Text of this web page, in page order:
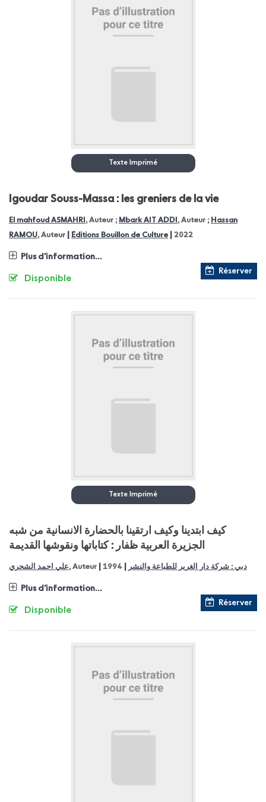
Texte Imprimé
Igoudar Souss-Massa : les greniers de la vie
El mahfoud ASMAHRI , Auteur ; Mbark AIT ADDI , Auteur ; Hassan
RAMOU, Auteur Éditions Bouillon de Culture 2022
Plus d'information...
Réserver
Disponible
Texte Imprimé
كيف ابتدينا وكيف ارتقينا بالحضارة الانسانية من شبه
الجزيرة العربية ظفار : كتاباتها ونقوشها القديمة
علي احمد الشحري, Auteur دبي : شركة دار الغرير للطباعة والنشر 1994
Plus d'information...
Réserver
Disponible